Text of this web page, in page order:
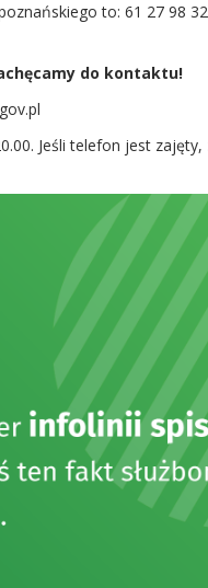
to: 61 27 98
do kontaktu!
Jeśli telefon jest